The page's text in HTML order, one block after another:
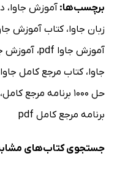
برچسب‌ها: آموزش جاوا،
زبان جاوا،کتاب آموزش
آموزش جاوا pdf
، آموزش
جاوا،کتاب مرجع کامل جاوا
حل 1000 برنامه مرجع کامل
برنامه مرجع کامل pdf
جستجوی کتاب‌های